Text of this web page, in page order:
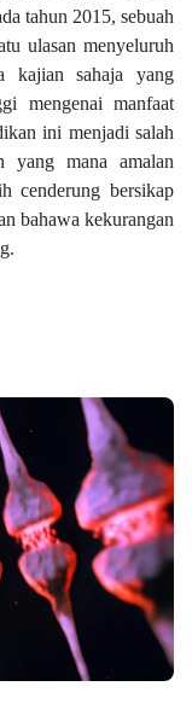
tahun 2015, sebuah
ulasan menyeluruh
kajian sahaja yang
mengenai manfaat
ini menjadi salah
yang mana amalan
cenderung bersikap
bahawa kekurangan